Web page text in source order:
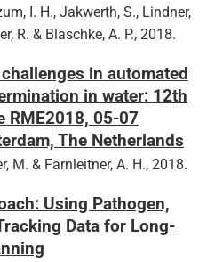
I. H., Jakwerth, S., Lindner,
R. & Blaschke, A. P., 2018.
in automated
in water: 12th
RME2018, 05-07
The Netherlands
M. & Farnleitner, A. H., 2018.
Using Pathogen,
Data for Long-